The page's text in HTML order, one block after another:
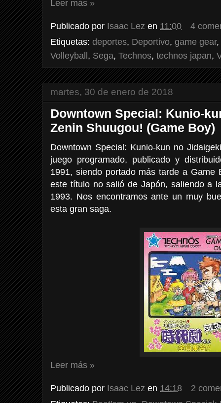
Leer más »
Publicado por Isaac Lez en 11:00
4
Etiquetas: deportes, Deportivo, game gear,
Volleyball, Sega, Technos, technos japan,
martes, 30 de enero de 2018
Downtown Special: Kunio-
Zenin Shuugou! (Game Boy)
Downtown Special: Kunio-kun no
juego programado, publicado y
1991, siendo portado más tarde a Game
este título no salió de Japón, saliendo a
1993. Nos encontramos ante un muy
esta gran saga.
Leer más »
Publicado por Isaac Lez en 14:18
2